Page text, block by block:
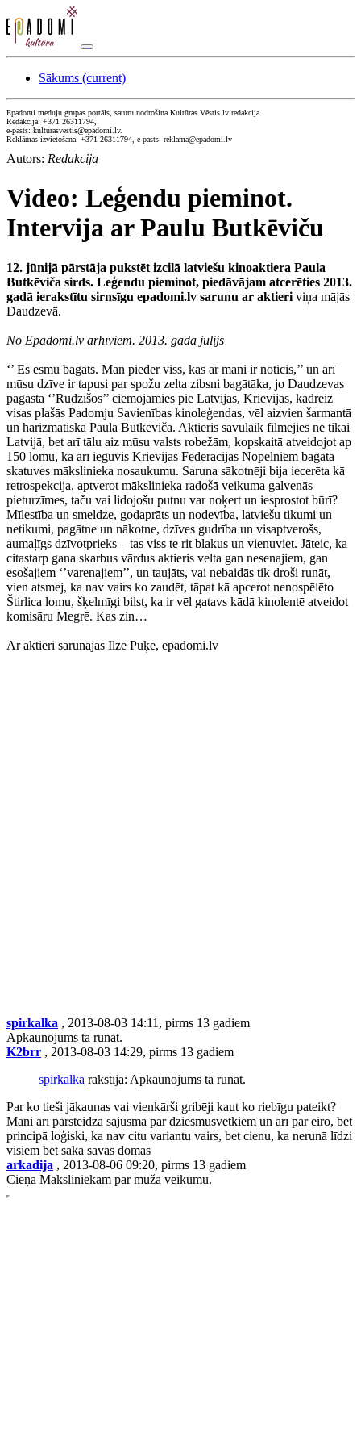
Sākums (current)
Epadomi meduju grupas portāls, saturu nodrošina Kultūras Vēstis.lv redakcija
Redakcija: +371 26311794,
e-pasts: kulturasvestis@epadomi.lv.
Reklāmas izvietošana: +371 26311794, e-pasts: reklama@epadomi.lv
Autors: Redakcija
Video: Leģendu pieminot.
Intervija ar Paulu Butkēviču
12. jūnijā pārstāja pukstēt izcilā latviešu kinoaktiera Paula
Butkēviča sirds. Leģendu pieminot, piedāvājam atcerēties 2013.
gadā ierakstītu sirnsīgu epadomi.lv sarunu ar aktieri viņa mājās
Daudzevā.
No Epadomi.lv arhīviem. 2013. gada jūlijs
‘’ Es esmu bagāts. Man pieder viss, kas ar mani ir noticis,’’ un arī
mūsu dzīve ir tapusi par spožu zelta zibsni bagātāka, jo Daudzevas
pagasta ‘’Rudzīšos’’ ciemojāmies pie Latvijas, Krievijas, kādreiz
visas plašās Padomju Savienības kinoleģendas, vēl aizvien šarmantā
un harizmātiskā Paula Butkēviča. Aktieris savulaik filmējies ne tikai
Latvijā, bet arī tālu aiz mūsu valsts robežām, kopskaitā atveidojot ap
150 lomu, kā arī ieguvis Krievijas Federācijas Nopelniem bagātā
skatuves mākslinieka nosaukumu. Saruna sākotnēji bija iecerēta kā
retrospekcija, aptverot mākslinieka radošā veikuma galvenās
pieturzīmes, taču vai lidojošu putnu var noķert un iesprostot būrī?
Mīlestība un smeldze, godaprāts un nodevība, latviešu tikumi un
netikumi, pagātne un nākotne, dzīves gudrība un visaptverošs,
aumaļīgs dzīvotprieks – tas viss te rit blakus un vienuviet. Jāteic, ka
citastarp gana skarbus vārdus aktieris velta gan nesenajiem, gan
esošajiem ‘’varenajiem’’, un taujāts, vai nebaidās tik droši runāt,
vien atsmej, ka nav vairs ko zaudēt, tāpat kā apcerot nenospēlēto
Štirlica lomu, šķelmīgi bilst, ka ir vēl gatavs kādā kinolentē atveidot
komisāru Megrē. Kas zin…
Ar aktieri sarunājās Ilze Puķe, epadomi.lv
spirkalka , 2013-08-03 14:11, pirms 13 gadiem
Apkaunojums tā runāt.
K2brr , 2013-08-03 14:29, pirms 13 gadiem
spirkalka rakstīja: Apkaunojums tā runāt.
Par ko tieši jākaunas vai vienkārši gribēji kaut ko riebīgu pateikt?
Mani arī pārsteidza sajūsma par dziesmusvētkiem un arī par eiro, bet
principā loģiski, ka nav citu variantu vairs, bet cienu, ka nerunā līdzi
visiem bet saka savas domas
arkadija , 2013-08-06 09:20, pirms 13 gadiem
Cieņa Māksliniekam par mūža veikumu.